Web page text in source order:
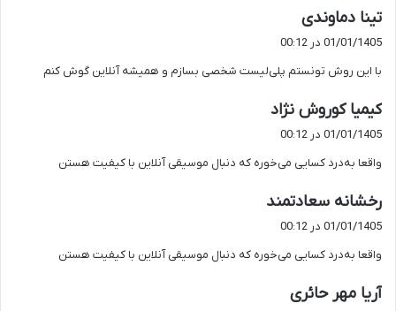
تینا دماوندی
ف
:
01/01/1405 در 00:12
با این روش تونستم پلی‌لیست شخصی بسازم و همیشه آنلاین گوش کنم
کیمیا کوروش نژاد
:
01/01/1405 در 00:12
واقعا به‌درد کسایی می‌خوره که دنبال موسیقی آنلاین با کیفیت هستن
رخشانه سعادتمند
:
01/01/1405 در 00:12
واقعا به‌درد کسایی می‌خوره که دنبال موسیقی آنلاین با کیفیت هستن
آریا مهر حائری